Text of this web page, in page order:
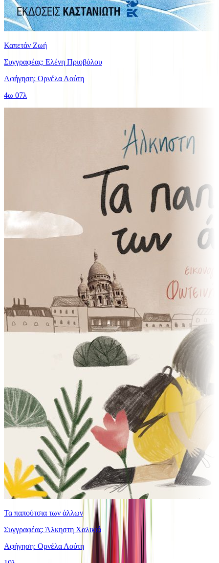
Καπετάν Ζωή
Συγγραφέας: Ελένη Πριοβόλου
Αφήγηση: Ορνέλα Λούτη
4ω 07λ
Τα παπούτσια των άλλων
Συγγραφέας: Άλκηστη Χαλικιά
Αφήγηση: Ορνέλα Λούτη